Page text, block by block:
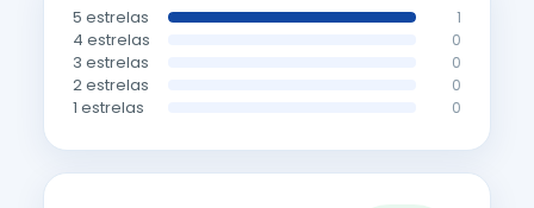
5 estrelas 1
4 estrelas 0
3 estrelas 0
2 estrelas 0
1 estrelas 0